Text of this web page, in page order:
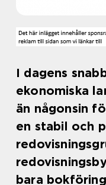
I dagens
ekonomiska
än någonsin
en stabil och
bara